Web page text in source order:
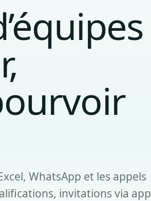
WhatsApp et les appels
invitations via app